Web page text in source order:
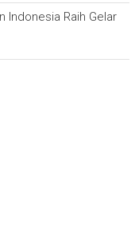
Indonesia Raih Gelar